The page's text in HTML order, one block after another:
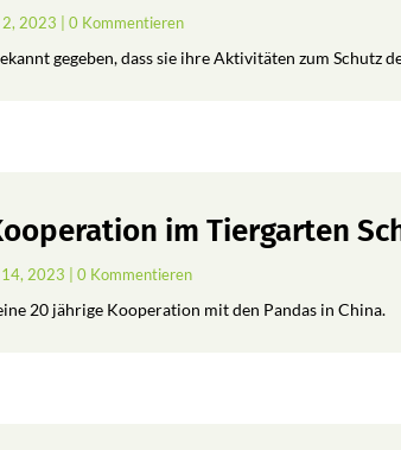
2, 2023 | 0 Kommentieren
gegeben, dass sie ihre Aktivitäten zum Schutz
im Tiergarten
2023 | 0 Kommentieren
20 jährige Kooperation mit den Pandas in China.